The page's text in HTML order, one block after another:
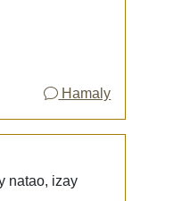
Hamaly
natao, izay